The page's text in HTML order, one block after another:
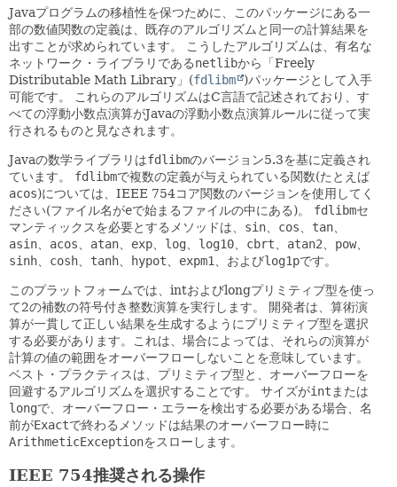
ヘルプ
Javaプログラムの移植性を保つために、このパッケージにある一
部の数値関数の定義は、既存のアルゴリズムと同一の計算結果を
出すことが求められています。
こうしたアルゴリズムは、有名な
ネットワーク・ライブラリであるnetlibから「Freely
Distributable Math Library」(fdlibm
)パッケージとして入手
可能です。
これらのアルゴリズムはC言語で記述されており、す
べての浮動小数点演算がJavaの浮動小数点演算ルールに従って実
行されるものと見なされます。
Javaの数学ライブラリはfdlibmのバージョン5.3を基に定義され
ています。
fdlibmで複数の定義が与えられている関数(たとえば
acos)については、IEEE 754コア関数のバージョンを使用してく
ださい(ファイル名がeで始まるファイルの中にある)。 fdlibmセ
マンティックスを必要とするメソッドは、 sin cos tan
asin
acos atan exp log log10 cbrt atan2 pow、
sinh
cosh tanh hypot expm1 、およびlog1pです。
このプラットフォームでは、intおよびlongプリミティブ型を使っ
て2の補数の符号付き整数演算を実行します。
開発者は、算術演
算が一貫して正しい結果を生成するようにプリミティブ型を選択
する必要があります。これは、場合によっては、それらの演算が
計算の値の範囲をオーバーフローしないことを意味しています。
ベスト・プラクティスは、プリミティブ型と、オーバーフローを
回避するアルゴリズムを選択することです。
サイズがint または
longで、オーバーフロー・エラーを検出する必要がある場合、名
前がExactで終わるメソッドは結果のオーバーフロー時に
ArithmeticExceptionをスローします。
IEEE 754推奨される操作